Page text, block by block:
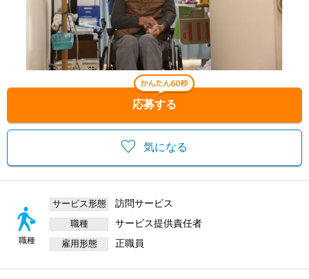
気になる
応募する
職種
サービス形態 訪問サービス
職種 サービス提供責任者
雇用形態 正職員